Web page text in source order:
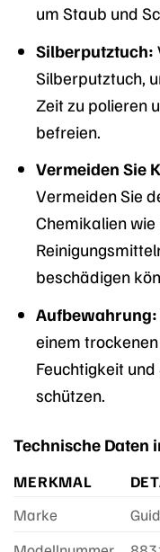
um Staub und
Silberputztuch:
Silberputztuch,
Zeit zu polieren
befreien.
Vermeiden Sie
Vermeiden Sie
Chemikalien
beschädigen
Aufbewahrung:
einem
Feuchtigkeit
schützen.
Technische Daten
MERKMAL
Marke